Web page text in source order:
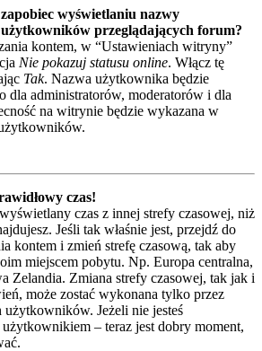
wyświetlaniu nazwy
przeglądających forum?
kontem, w “Ustawieniach witryny”
Nie pokazuj statusu online. Włącz tę
Tak. Nazwa użytkownika będzie
dla administratorów, moderatorów i dla
na witrynie będzie wykazana w
czas!
czas z innej strefy czasowej, niż
Jeśli tak właśnie jest, przejdź do
kontem i zmień strefę czasową, tak aby
miejscem pobytu. Np. Europa centralna,
Zelandia. Zmiana strefy czasowej, tak jak i
może zostać wykonana tylko przez
użytkowników. Jeżeli nie jesteś
– teraz jest dobry moment,